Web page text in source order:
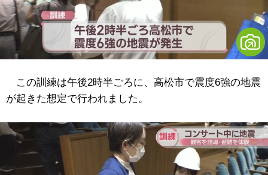
この訓練は午後2時半ごろに、高松市で震度6強の地震
が起きた想定で行われました。